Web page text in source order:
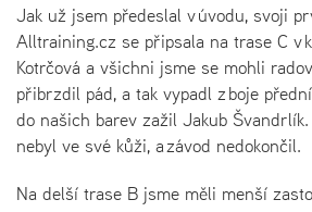
Jak už jsem předeslal v úvodu, svoji
Alltraining.cz se připsala na trase C v
Kotrčová a všichni jsme se mohli
přibrzdil pád, a tak vypadl z boje
do našich barev zažil Jakub
nebyl ve své kůži, a závod nedokončil.
Na delší trase B jsme měli menší